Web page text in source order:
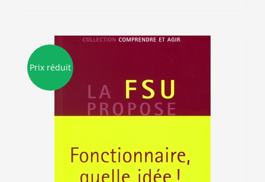
Prix réduit